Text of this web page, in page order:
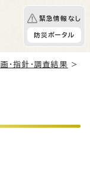
緊急情報なし
防災ポータル
・指針・調査結果
>